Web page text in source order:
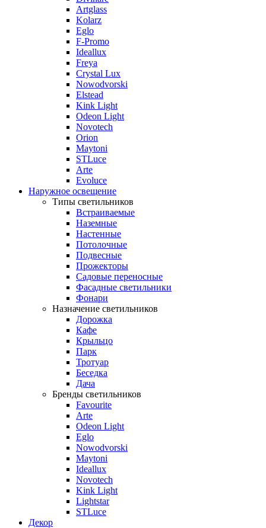
Artglass
Kolarz
Eglo
F-Promo
Ideallux
Freya
Crystal Lux
Nowodvorski
Elstead
Kink Light
Odeon Light
Novotech
Orion
Maytoni
STLuce
Arte
Evoluce
Наружное освещение
Типы светильников
Встраиваемые
Наземные
Настенные
Потолочные
Подвесные
Прожекторы
Садовые переносные
Фасадные светильники
Фонари
Назначение светильников
Дорожка
Кафе
Крыльцо
Парк
Тротуар
Беседка
Дача
Бренды светильников
Favourite
Arte
Odeon Light
Eglo
Nowodvorski
Maytoni
Ideallux
Novotech
Kink Light
Lightstar
STLuce
Декор